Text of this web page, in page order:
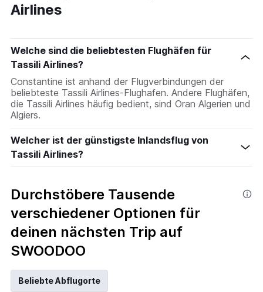
Airlines
Welche sind die beliebtesten Flughäfen für
Tassili Airlines?
Constantine ist anhand der Flugverbindungen der
beliebteste Tassili Airlines-Flughafen. Andere Flughäfen,
die Tassili Airlines häufig bedient, sind Oran Algerien und
Algiers.
Welcher ist der günstigste Inlandsflug von
Tassili Airlines?
Durchstöbere Tausende
verschiedener Optionen für
deinen nächsten Trip auf
SWOODOO
Beliebte Abflugorte